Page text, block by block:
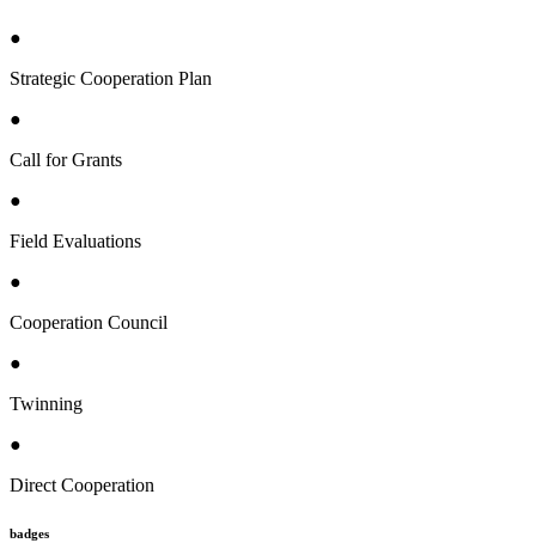
●
Strategic Cooperation Plan
●
Call for Grants
●
Field Evaluations
●
Cooperation Council
●
Twinning
●
Direct Cooperation
badges